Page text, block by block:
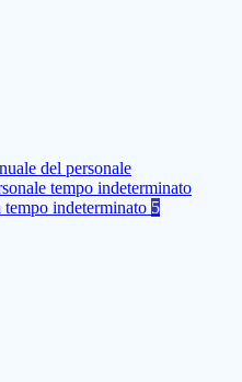
del personale
tempo indeterminato
tempo indeterminato 5